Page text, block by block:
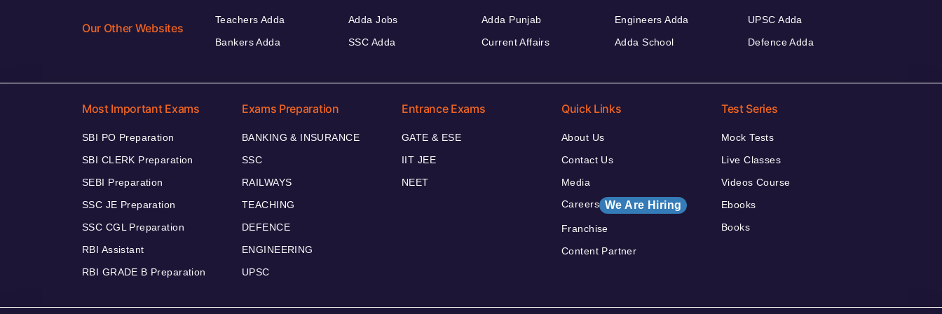
Our Other Websites
Teachers Adda
Bankers Adda
Adda Jobs
SSC Adda
Adda Punjab
Current Affairs
Engineers Adda
Adda School
UPSC Adda
Defence Adda
Most Important Exams
SBI PO Preparation
SBI CLERK Preparation
SEBI Preparation
SSC JE Preparation
SSC CGL Preparation
RBI Assistant
RBI GRADE B Preparation
Exams Preparation
BANKING & INSURANCE
SSC
RAILWAYS
TEACHING
DEFENCE
ENGINEERING
UPSC
Entrance Exams
GATE & ESE
IIT JEE
NEET
Quick Links
About Us
Contact Us
Media
Careers We Are Hiring
Franchise
Content Partner
Test Series
Mock Tests
Live Classes
Videos Course
Ebooks
Books